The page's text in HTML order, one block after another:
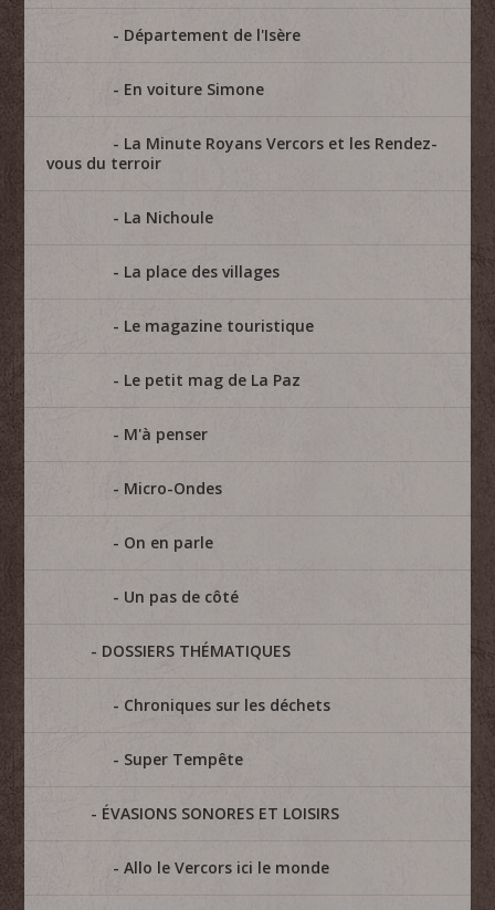
Département de l'Isère
En voiture Simone
La Minute Royans Vercors et les Rendez-
vous du terroir
La Nichoule
La place des villages
Le magazine touristique
Le petit mag de La Paz
M'à penser
Micro-Ondes
On en parle
Un pas de côté
DOSSIERS THÉMATIQUES
Chroniques sur les déchets
Super Tempête
ÉVASIONS SONORES ET LOISIRS
Allo le Vercors ici le monde